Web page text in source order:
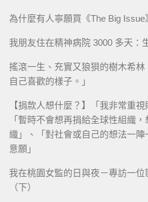
為什麼有人寧願買《The Big Issue
我朋友住在精神病院 3000 多天：
搖滾一生、充實又狼狽的樹木希
自己喜歡的樣子。」
【捐款人想什麼？】「我非常重
「暫時不會想再捐給全球性組織
織」、「對社會或自己的想法一
意願」
我在桃園女監的日與夜－專訪一
（下）